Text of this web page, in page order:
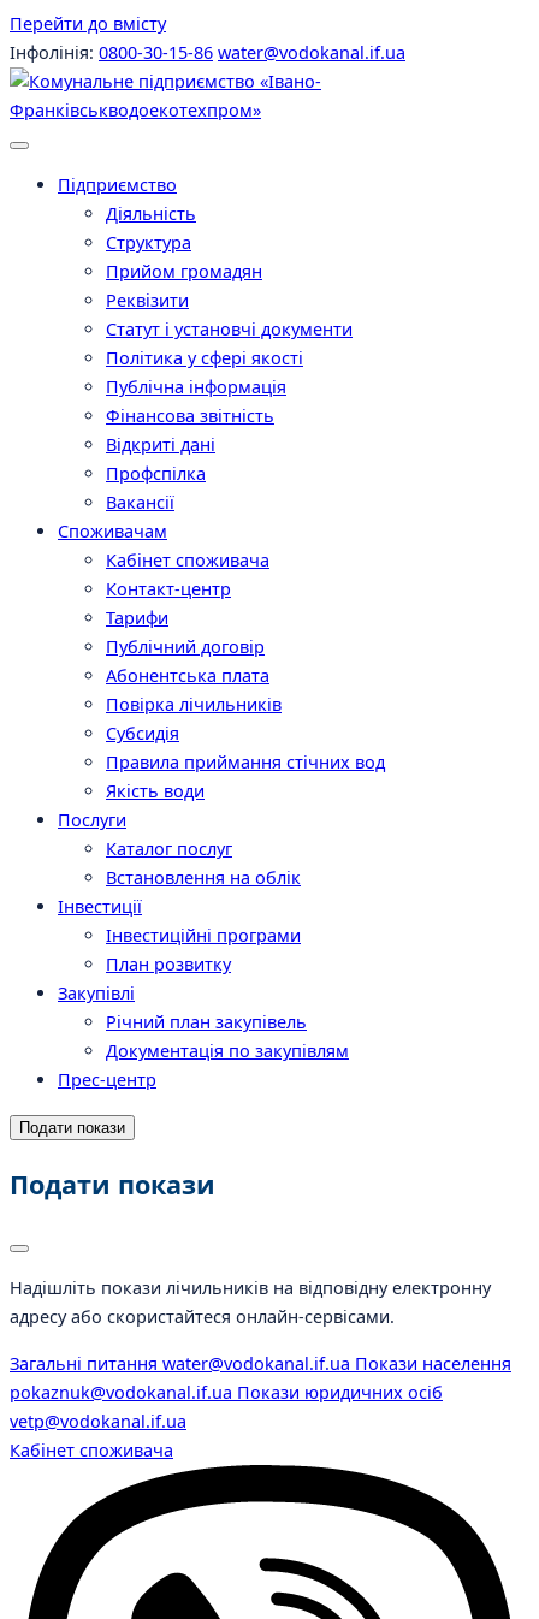
Перейти до вмісту
Інфолінія: 0800-30-15-86 water@vodokanal.if.ua
Підприємство
Діяльність
Структура
Прийом громадян
Реквізити
Статут і установчі документи
Політика у сфері якості
Публічна інформація
Фінансова звітність
Відкриті дані
Профспілка
Вакансії
Споживачам
Кабінет споживача
Контакт-центр
Тарифи
Публічний договір
Абонентська плата
Повірка лічильників
Субсидія
Правила приймання стічних вод
Якість води
Послуги
Каталог послуг
Встановлення на облік
Інвестиції
Інвестиційні програми
План розвитку
Закупівлі
Річний план закупівель
Документація по закупівлям
Прес-центр
Подати покази
Подати покази
Надішліть покази лічильників на відповідну електронну
адресу або скористайтеся онлайн-сервісами.
Загальні питання water@vodokanal.if.ua Покази населення
pokaznuk@vodokanal.if.ua Покази юридичних осіб
vetp@vodokanal.if.ua
Кабінет споживача